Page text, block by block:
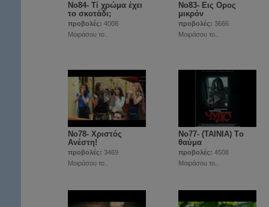
Νο84- Τί χρώμα έχει
το σκοτάδι;
προβολές: 4008
Μοιράσου το..
Νο83- Εις Ορος
μικρόν
προβολές: 3666
Μοιράσου το..
Νο78- Χριστός
Ανέστη!
προβολές: 3469
Μοιράσου το..
Νο77- (ΤΑΙΝΙΑ) Tο
θαύμα
προβολές: 4508
Μοιράσου το..